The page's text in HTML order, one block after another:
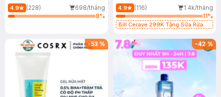
500ml
4.9 (228)
698/tháng
8%
473ml
4.9 (116)
1.4k/tháng
11%
Bill Cerave 299K Tặng Sữa Rửa
-53 % -42%